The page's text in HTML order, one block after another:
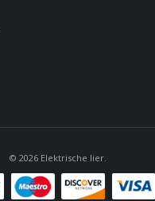
© 2026 Elektrische lier.